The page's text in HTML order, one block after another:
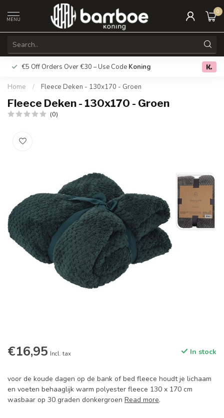
MENU
0
€5 Off Orders Over €30 – Use Code Koning Free
Home / Fleece Deken - 130x170 - Groen
Fleece Deken - 130x170 - Groen
(0)
€16,95 Incl. tax In stock
voor de koude dagen op de bank of bed fleece houdt je lichaam
en voeten behaaglijk warm polyester fleece 130 x 170 cm
wasbaar op 30 graden donkergroen Read more.